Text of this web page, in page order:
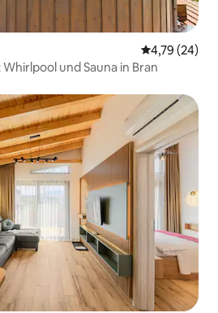
4,79 (24)
und Sauna in Bran